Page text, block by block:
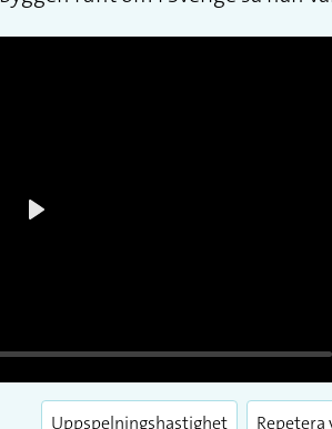
runt om i Sverige så han